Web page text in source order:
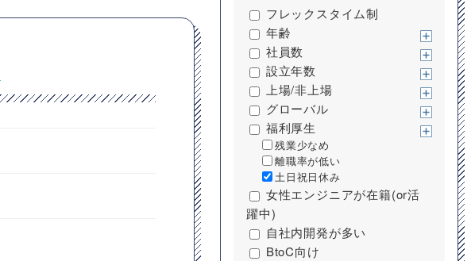
フレックスタイム制
年齢
社員数
設立年数
上場/非上場
グローバル
福利厚生
残業少なめ
離職率が低い
土日祝日休み
女性エンジニアが在籍(or活
躍中)
自社内開発が多い
BtoC向け